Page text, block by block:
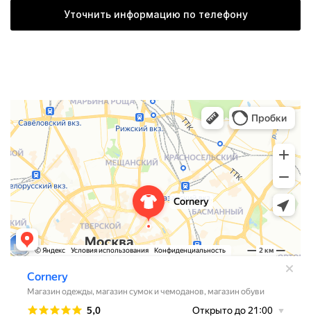
Уточнить информацию по телефону